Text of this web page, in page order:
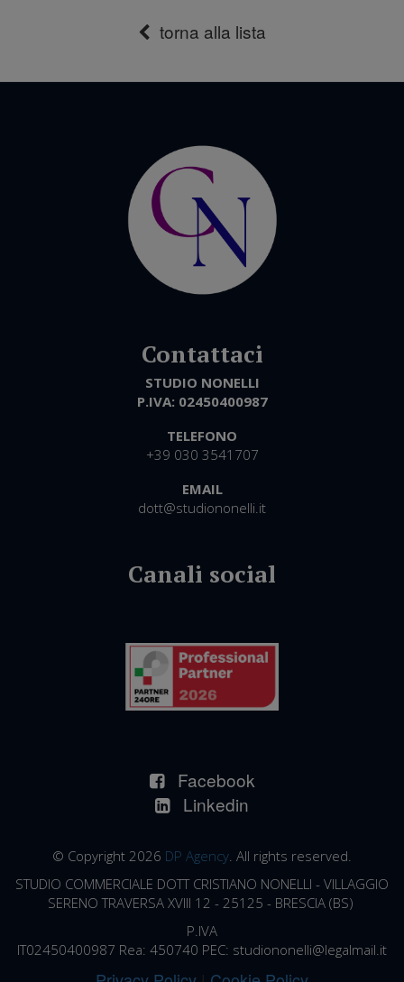
torna alla lista
STUDIO NONELLI
P.IVA: 02450400987
TELEFONO
+39 030 3541707
EMAIL
dott@studiononelli.it
Facebook
Linkedin
© Copyright 2026 DP Agency . All rights reserved.
STUDIO COMMERCIALE DOTT CRISTIANO NONELLI - VILLAGGIO
SERENO TRAVERSA XVIII 12 - 25125 - BRESCIA (BS)
P.IVA
IT02450400987 Rea: 450740 PEC: studiononelli@legalmail.it